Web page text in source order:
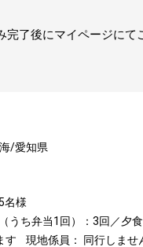
了後にマイページにて
/愛知県
名様
うち弁当1回）：3回／夕
す
現地係員： 同行しませ